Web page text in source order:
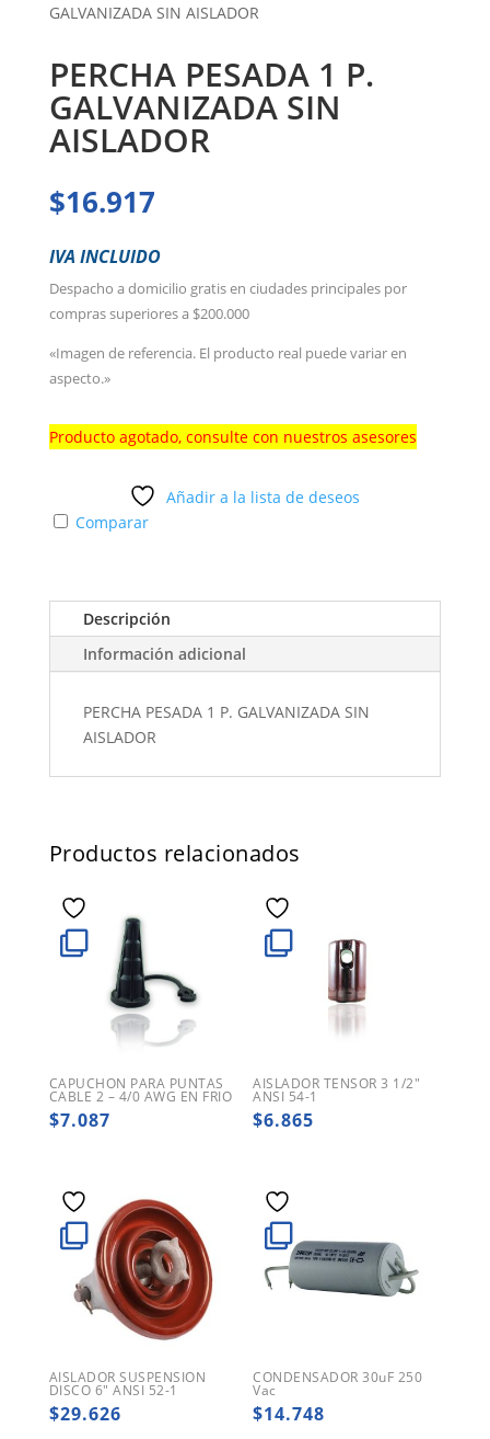
GALVANIZADA SIN AISLADOR
PERCHA PESADA 1 P.
GALVANIZADA SIN
AISLADOR
$16.917
IVA INCLUIDO
Despacho a domicilio gratis en ciudades principales por
compras superiores a $200.000
«Imagen de referencia. El producto real puede variar en
aspecto.»
Producto agotado, consulte con nuestros asesores
Añadir a la lista de deseos
Comparar
Descripción
Información adicional
PERCHA PESADA 1 P. GALVANIZADA SIN
AISLADOR
Productos relacionados
CAPUCHON PARA PUNTAS
CABLE 2 – 4/0 AWG EN FRIO
$7.087
AISLADOR TENSOR 3 1/2″
ANSI 54-1
$6.865
AISLADOR SUSPENSION
DISCO 6″ ANSI 52-1
$29.626
CONDENSADOR 30uF 250
Vac
$14.748